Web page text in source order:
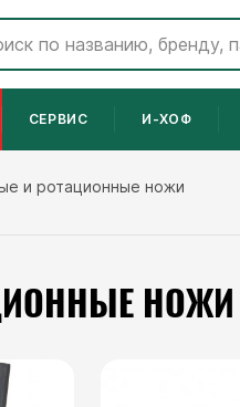
СЕРВИС И-ХОФ
и ротационные ножи
НОЖИ